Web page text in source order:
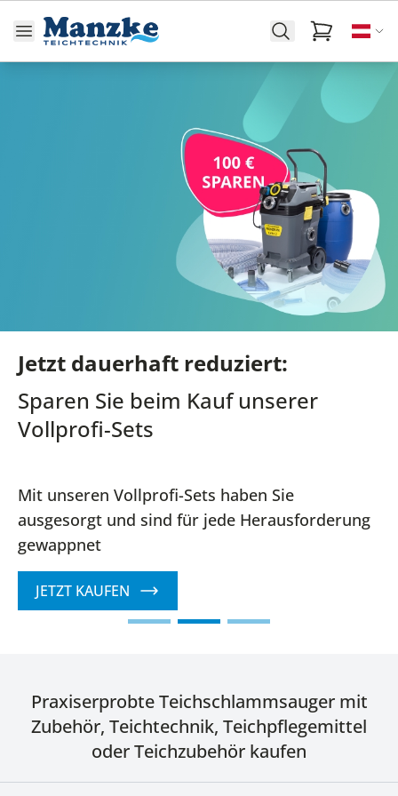
Jetzt dauerhaft reduziert:
Sparen Sie beim Kauf unserer
Vollprofi-Sets
Mit unseren Vollprofi-Sets haben Sie
ausgesorgt und sind für jede Herausforderung
gewappnet
JETZT KAUFEN
Praxiserprobte Teichschlammsauger mit
Zubehör, Teichtechnik, Teichpflegemittel
oder Teichzubehör kaufen